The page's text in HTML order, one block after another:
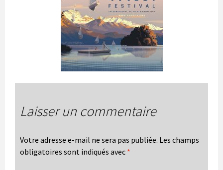
Laisser un commentaire
Votre adresse e-mail ne sera pas publiée. Les champs
obligatoires sont indiqués avec *